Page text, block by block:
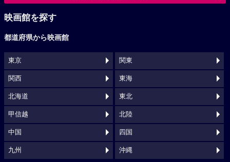
映画館を探す
都道府県から映画館
東京 関東
関西 東海
北海道 東北
甲信越 北陸
中国 四国
九州 沖縄